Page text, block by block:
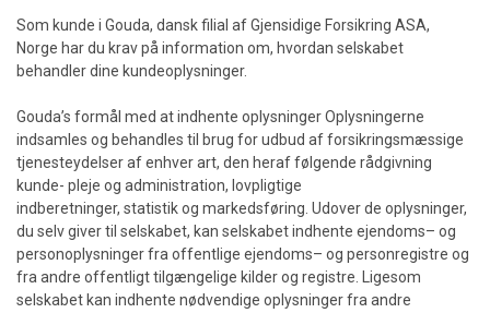
Som kunde i Gouda, dansk filial af Gjensidige Forsikring ASA,
Norge har du krav på information om, hvordan selskabet
behandler dine kundeoplysninger.
Gouda’s formål med at indhente oplysninger Oplysningerne
indsamles og behandles til brug for udbud af forsikringsmæssige
tjenesteydelser af enhver art, den heraf følgende rådgivning
kunde- pleje og administration, lovpligtige
indberetninger, statistik og markedsføring. Udover de oplysninger,
du selv giver til selskabet, kan selskabet indhente ejendoms– og
personoplysninger fra offentlige ejendoms– og personregistre og
fra andre offentligt tilgængelige kilder og registre. Ligesom
selskabet kan indhente nødvendige oplysninger fra andre